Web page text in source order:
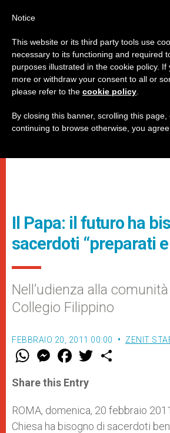
Il Papa: il futuro ha
sacerdoti “preparati
Nell’udienza alla
Collegio Filippino
FEBBRAIO 20, 2011 00:00 ZENIT
W
t
s
p
p
M
e
s
e
g
e
r
F
a
e
b
o
k
w
r
Share this Entry
ROMA, domenica, 20 febbraio
Chiesa ha bisogno di sacerdoti
Notice
This website or its third party tools use
necessary to its functioning and required
purposes illustrated in the cookie policy. If
more or withdraw your consent to all or
please refer to the cookie policy
By closing this banner, scrolling this
continuing to browse otherwise, you